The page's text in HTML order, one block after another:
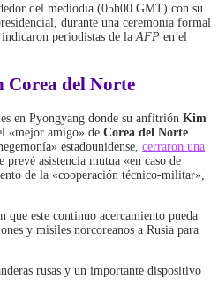
del mediodía (05h00 GMT) con su
durante una ceremonia formal
periodistas de la AFP en el
Corea del Norte
en Pyongyang donde su anfitrión Kim
«mejor amigo» de Corea del Norte
estadounidense, cerraron una
prevé asistencia mutua «en caso de
de la «cooperación técnico-militar»,
que este continuo acercamiento pueda
y misiles norcoreanos a Rusia para
rusas y un importante dispositivo